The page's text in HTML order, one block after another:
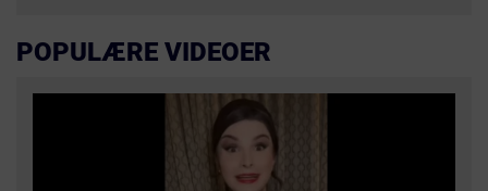
POPULÆRE VIDEOER